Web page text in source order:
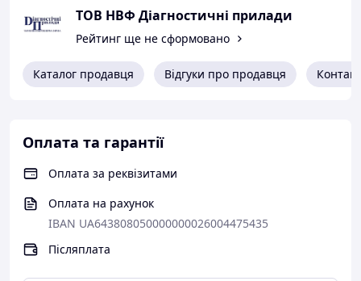
РОЗМІР ЧАСТКИ
75 мкм
Фасування - 1 кг
ЗАТВЕРДЖЕННЯ
ТОВ НВФ Діагностичні прилади
Рейтинг ще не сформовано
Каталог продавця Відгуки про продавця
Оплата та гарантії
Оплата за реквізитами
Оплата на рахунок
IBAN UA643808050000000026004475435
Післяплата